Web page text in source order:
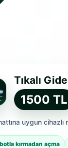
Tıkalı
1500 TL
uygun cihazlı
kırmadan açma